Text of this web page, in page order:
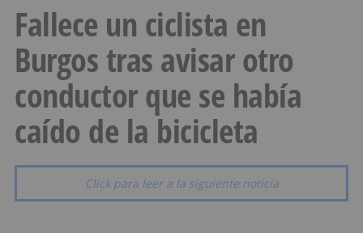
Fallece un ciclista en
Burgos tras avisar otro
conductor que se había
caído de la bicicleta
Click para leer a la siguiente noticia